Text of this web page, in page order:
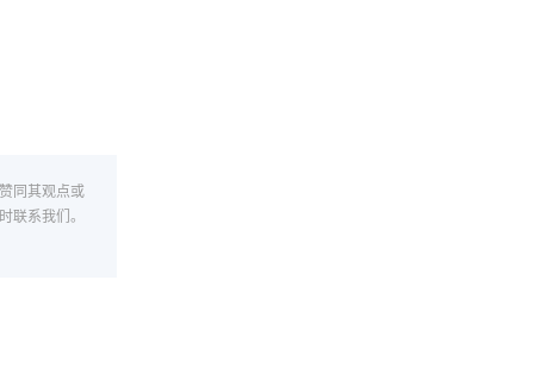
同其观点或
联系我们。